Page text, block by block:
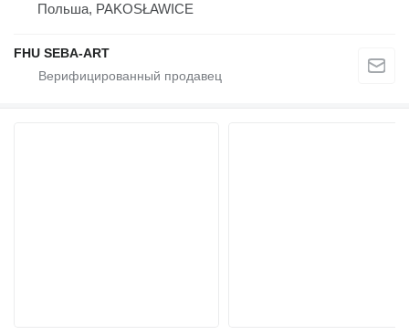
Польша, PAKOSŁAWICE
FHU SEBA-ART